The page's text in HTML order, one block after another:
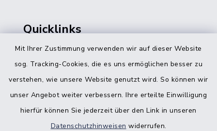
Mit Ihrer Zustimmung verwenden wir auf dieser Website
sog. Tracking-Cookies, die es uns ermöglichen besser zu
verstehen, wie unsere Website genutzt wird. So können wir
unser Angebot weiter verbessern. Ihre erteilte Einwilligung
hierfür können Sie jederzeit über den Link in unseren
Datenschutzhinweisen widerrufen.
Quicklinks
Bürgerbüro Hohenwestedt
Bürgerbüro Hanerau-Hademarschen
Nebenstelle Padenstedt